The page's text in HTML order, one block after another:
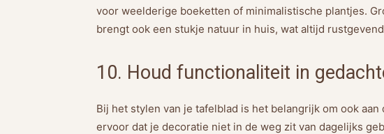
voor weelderige boeketten of minimalistische plantjes.
brengt ook een stukje natuur in huis, wat altijd
10. Houd functionaliteit in
Bij het stylen van je tafelblad is het belangrijk om ook
ervoor dat je decoratie niet in de weg zit van dagelijks